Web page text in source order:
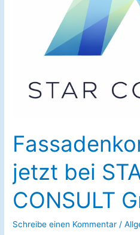
jetzt bei
CONSULT
Schreibe einen Kommentar /